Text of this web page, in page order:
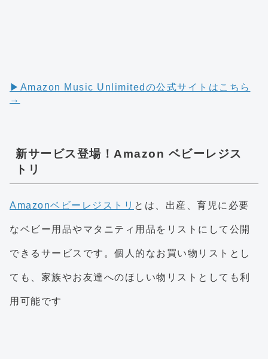
▶︎Amazon Music Unlimitedの公式サイトはこちら
→
新サービス登場！Amazon ベビーレジス
トリ
Amazonベビーレジストリ とは、出産、育児に必要
なベビー用品やマタニティ用品をリストにして公開
できるサービスです。個人的なお買い物リストとし
ても、家族やお友達へのほしい物リストとしても利
用可能です